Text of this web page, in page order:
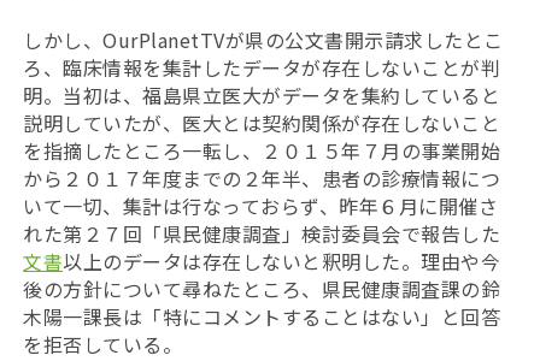
しかし、OurPlanetTVが県の公文書開示請求したとこ
ろ、臨床情報を集計したデータが存在しないことが判
明。当初は、福島県立医大がデータを集約していると
説明していたが、医大とは契約関係が存在しないこと
を指摘したところ一転し、２０１５年７月の事業開始
から２０１７年度までの２年半、患者の診療情報につ
いて一切、集計は行なっておらず、昨年６月に開催さ
れた第２７回「県民健康調査」検討委員会で報告した
文書以上のデータは存在しないと釈明した。理由や今
後の方針について尋ねたところ、県民健康調査課の鈴
木陽一課長は「特にコメントすることはない」と回答
を拒否している。